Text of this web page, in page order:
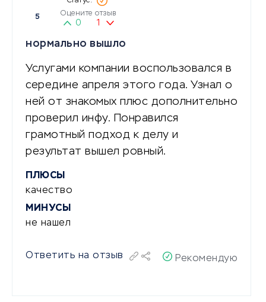
5 Оцените отзыв
0 1
нормально вышло
Услугами компании воспользовался в
середине апреля этого года. Узнал о
ней от знакомых плюс дополнительно
проверил инфу. Понравился
грамотный подход к делу и
результат вышел ровный.
ПЛЮСЫ
качество
МИНУСЫ
не нашел
Ответить на отзыв Рекомендую